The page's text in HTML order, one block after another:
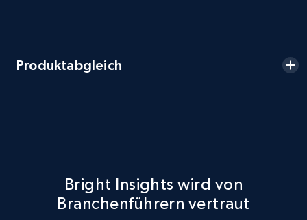
Produktabgleich
Bright Insights wird von
Branchenführern vertraut